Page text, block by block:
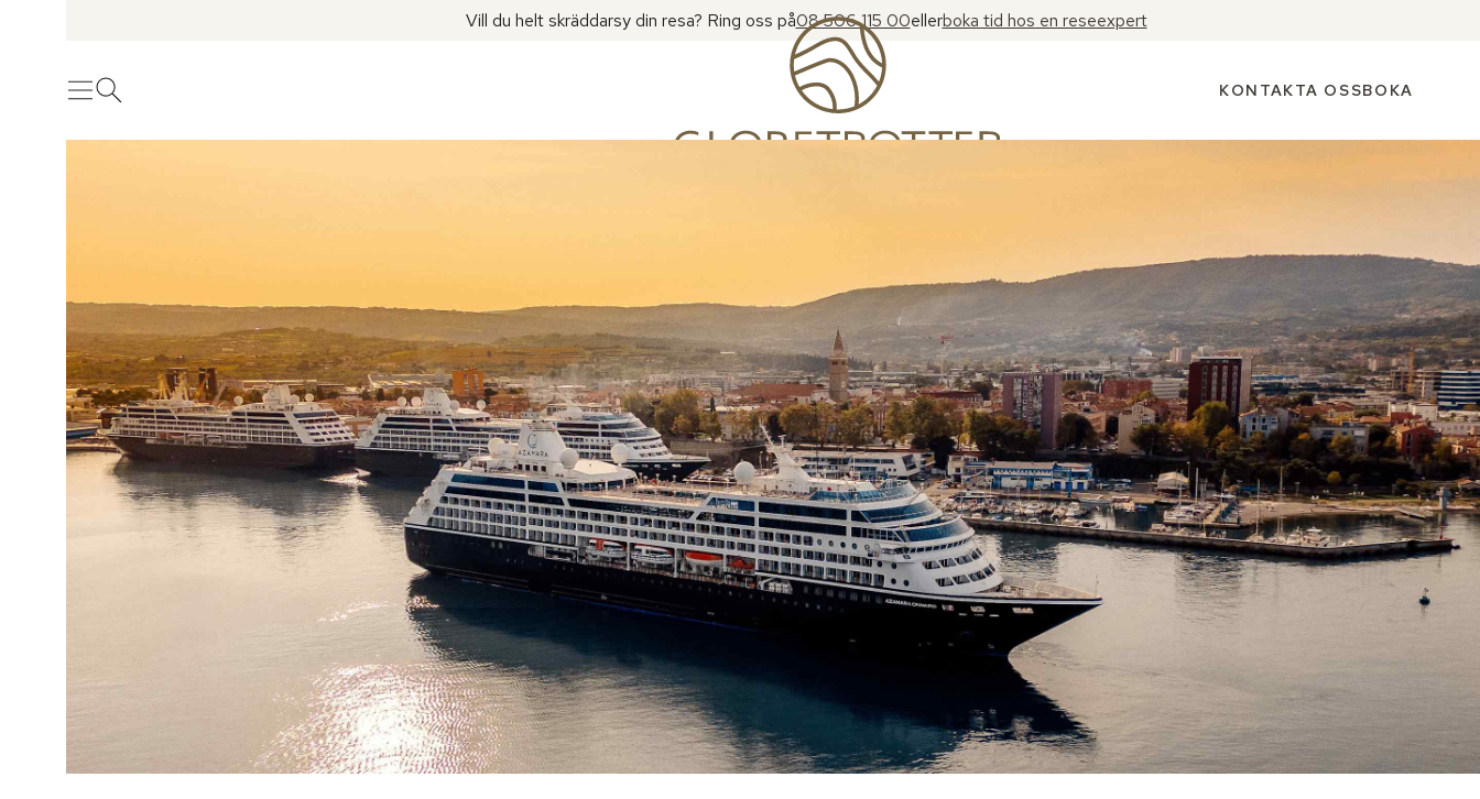
Vill du helt skräddarsy din resa? Ring oss på08 506 115 00ellerboka tid hos en reseexpert
MenyÖppna sök KONTAKTA OSSBOKA